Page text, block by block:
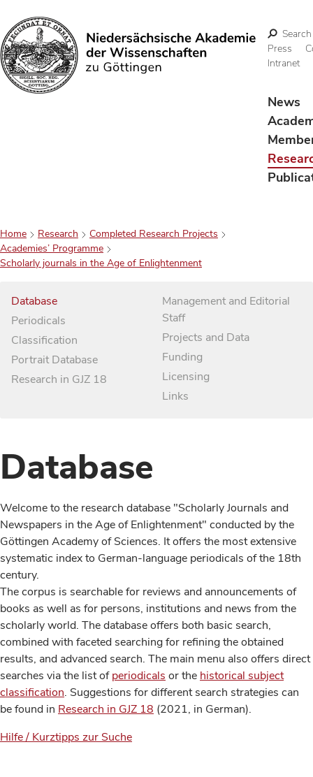
Search
Search
Press
Intranet
News
Home Research
Completed Research Projects
Academies’ Programme
Scholarly journals in the Age of Enlightenment
Database
Periodicals
Classification
Portrait Database
Research in GJZ 18
Management and Editorial
Staff
Projects and Data
Funding
Licensing
Links
Database
Welcome to the research database "Scholarly Journals and
Newspapers in the Age of Enlightenment" conducted by the
Göttingen Academy of Sciences. It offers the most extensive
systematic index to German-language periodicals of the 18th
century.
The corpus is searchable for reviews and announcements of
books as well as for persons, institutions and news from the
scholarly world. The database offers both basic search,
combined with faceted searching for refining the obtained
results, and advanced search. The main menu also offers direct
searches via the list ofperiodicals or the historical subject
classification. Suggestions for different search strategies can
be found in Research in GJZ 18 (2021, in German).
Hilfe / Kurztipps zur Suche